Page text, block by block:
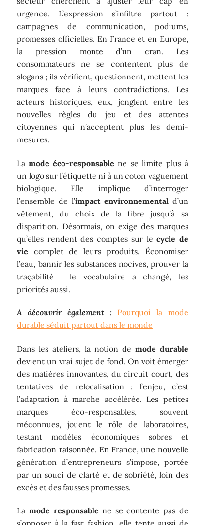
urgence. L’expression s’infiltre partout :
campagnes de communication, podiums,
promesses officielles. En France et en Europe,
la pression monte d’un cran. Les
consommateurs ne se contentent plus de
slogans ; ils vérifient, questionnent, mettent les
marques face à leurs contradictions. Les
acteurs historiques, eux, jonglent entre les
nouvelles règles du jeu et des attentes
citoyennes qui n’acceptent plus les demi-
mesures.
Lamode éco-responsable ne se limite plus à
un logo sur l’étiquette ni à un coton vaguement
biologique. Elle implique d’interroger
l’ensemble de l’impact environnemental d’un
vêtement, du choix de la fibre jusqu’à sa
disparition. Désormais, on exige des marques
qu’elles rendent des comptes sur lecycle de
vie complet de leurs produits. Économiser
l’eau, bannir les substances nocives, prouver la
traçabilité : le vocabulaire a changé, les
priorités aussi.
A découvrir également :
Pourquoi la mode
durable séduit partout dans le monde
Dans les ateliers, la notion de mode durable
devient un vrai sujet de fond. On voit émerger
des matières innovantes, du circuit court, des
tentatives de relocalisation : l’enjeu, c’est
l’adaptation à marche accélérée. Les petites
marques éco-responsables, souvent
méconnues, jouent le rôle de laboratoires,
testant modèles économiques sobres et
fabrication raisonnée. En France, une nouvelle
génération d’entrepreneurs s’impose, portée
par un souci de clarté et de sobriété, loin des
excès et des fausses promesses.
La mode responsable ne se contente pas de